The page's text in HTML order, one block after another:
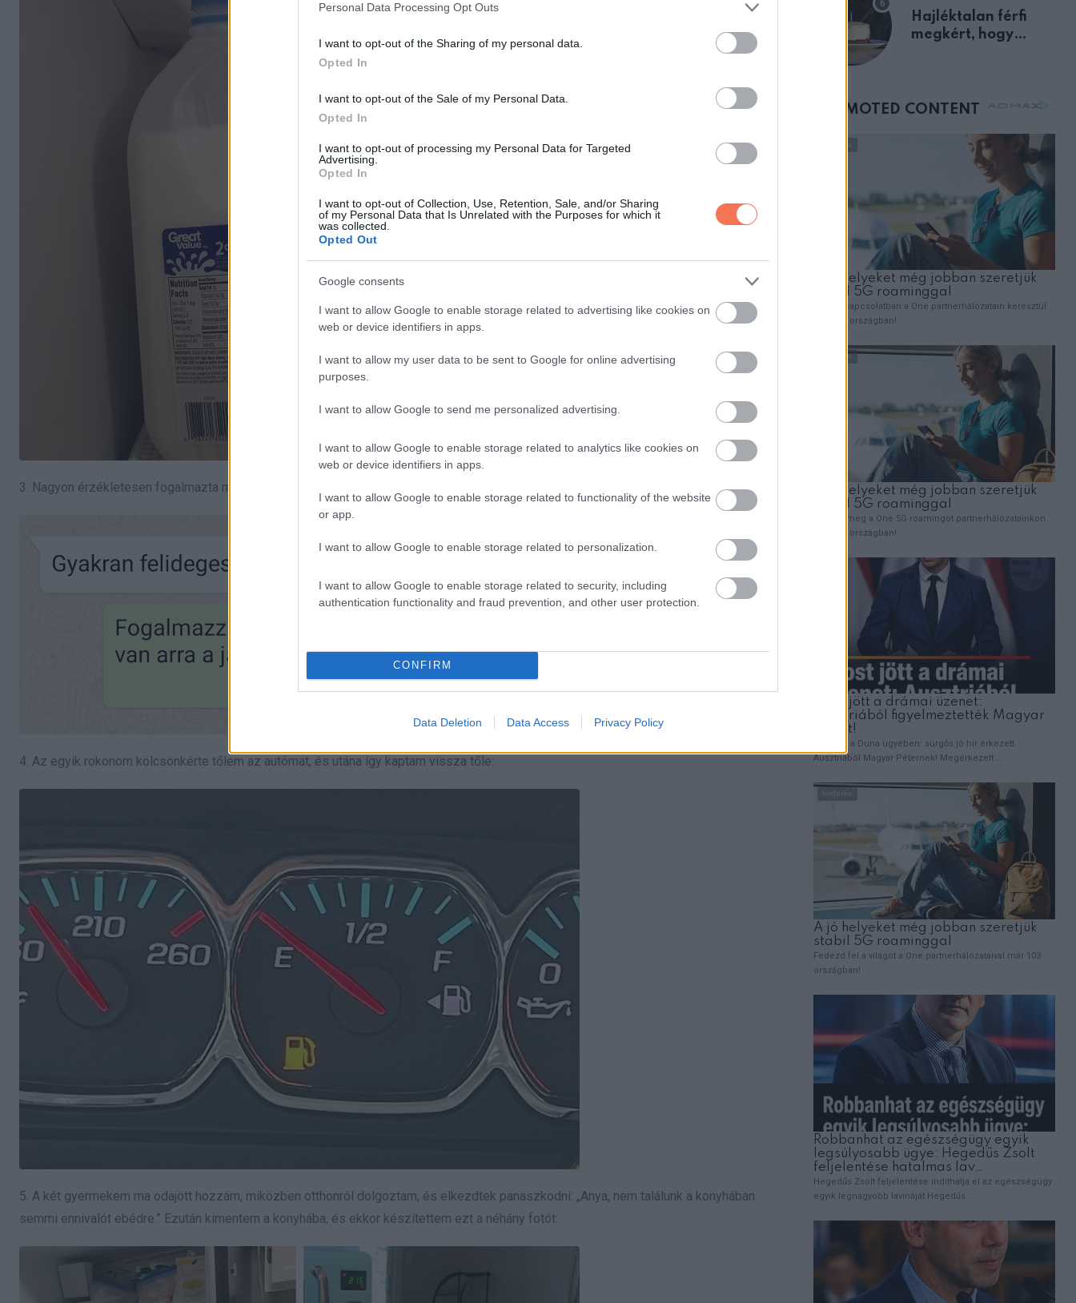
Personal Data Processing Opt Outs
I want to opt-out of the Sharing of my personal data.
Opted In
I want to opt-out of the Sale of my Personal Data.
Opted In
I want to opt-out of processing my Personal Data for Targeted
Advertising.
Opted In
I want to opt-out of Collection, Use, Retention, Sale, and/or Sharing
of my Personal Data that Is Unrelated with the Purposes for which it
was collected.
Opted Out
Google consents
I want to allow Google to enable storage related to advertising like cookies on
web or device identifiers in apps.
I want to allow my user data to be sent to Google for online advertising
purposes.
I want to allow Google to send me personalized advertising.
I want to allow Google to enable storage related to analytics like cookies on
web or device identifiers in apps.
I want to allow Google to enable storage related to functionality of the website
or app.
I want to allow Google to enable storage related to personalization.
I want to allow Google to enable storage related to security, including
authentication functionality and fraud prevention, and other user protection.
CONFIRM
Data Deletion Data Access Privacy Policy
3. Nagyon érzékletesen fogalmazta meg számára az igazságot.
4. Az egyik rokonom kölcsönkérte tőlem az autómat, és utána így kaptam vissza tőle:
5. A két gyermekem ma odajött hozzám, miközben otthonról dolgoztam, és elkezdtek panaszkodni: „Anya, nem találunk a konyhában
semmi ennivalót ebédre.” Ezután kimentem a konyhába, és ekkor készítettem ezt a néhány fotót:
Hajléktalan férfi
megkért, hogy
mellettem ült az első